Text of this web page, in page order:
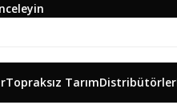
Topraksız TarımDistribütörler